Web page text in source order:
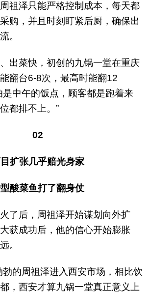
祖泽只能严格控制成本，每天都
购，并且时刻盯紧后厨，确保出
。
出菜快，初创的九锅一堂在重庆
翻台6-8次，最高时能翻12
是中午的饭点，顾客都是跑着来
都排不上。”
02
扩张几乎赔光身家
酸菜鱼打了翻身仗
了后，周祖泽开始谋划向外扩
获成功后，他的信心开始膨胀
。
的周祖泽进入西安市场，相比饮
，西安才算九锅一堂真正意义上